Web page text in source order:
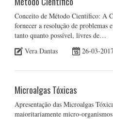
Conceito de Método Científico: A
fornecer a resolução de problemas
tanto quanto possível, livres de…
Vera Dantas
26-03-
Microalgas Tóxicas
Apresentação das Microalgas
maioritariamente micro-